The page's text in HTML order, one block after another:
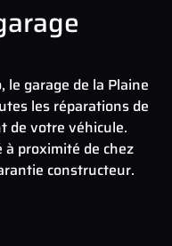
garage de la Plaine
les réparations de
de votre véhicule.
à proximité de chez
constructeur.